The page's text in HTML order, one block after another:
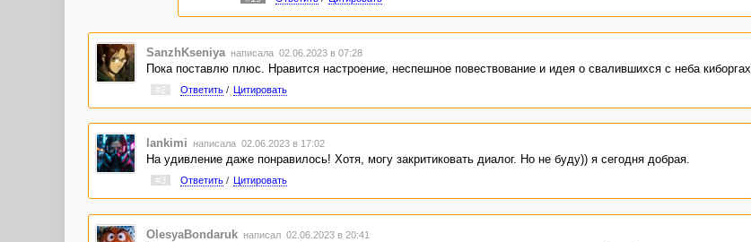
SanzhKseniya написала 02.06.2023 в 07:28
Пока поставлю плюс. Нравится настроение, неспешное повествование и идея о свалившихся с неба киборгах.
#2 Ответить/ Цитировать
lankimi написала 02.06.2023 в 17:02
На удивление даже понравилось! Хотя, могу закритиковать диалог. Но не буду)) я сегодня добрая.
#3 Ответить/ Цитировать
OlesyaBondaruk написал 02.06.2023 в 20:41